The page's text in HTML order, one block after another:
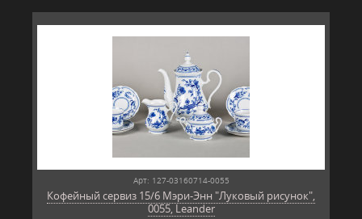
Арт: 127-03160714-0055
Кофейный сервиз 15/6 Мэри-Энн "Луковый рисунок",
0055, Leander